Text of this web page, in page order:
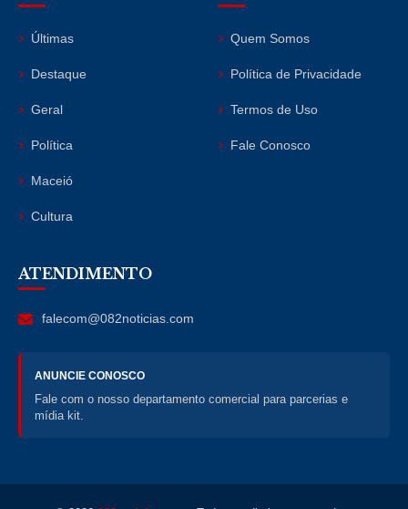
Últimas
Destaque
Geral
Política
Maceió
Cultura
Quem Somos
Política de Privacidade
Termos de Uso
Fale Conosco
ATENDIMENTO
falecom@082noticias.com
ANUNCIE CONOSCO
Fale com o nosso departamento comercial para parcerias e
mídia kit.